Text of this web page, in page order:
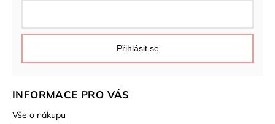
INFORMACE PRO VÁS
Vše o nákupu
Přihlásit se